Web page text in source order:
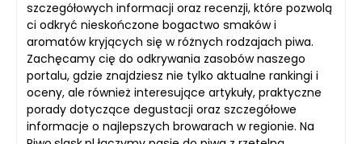
szczegółowych informacji oraz recenzji, które pozwolą
ci odkryć nieskończone bogactwo smaków i
aromatów kryjących się w różnych rodzajach piwa.
Zachęcamy cię do odkrywania zasobów naszego
portalu, gdzie znajdziesz nie tylko aktualne rankingi i
oceny, ale również interesujące artykuły, praktyczne
porady dotyczące degustacji oraz szczegółowe
informacje o najlepszych browarach w regionie. Na